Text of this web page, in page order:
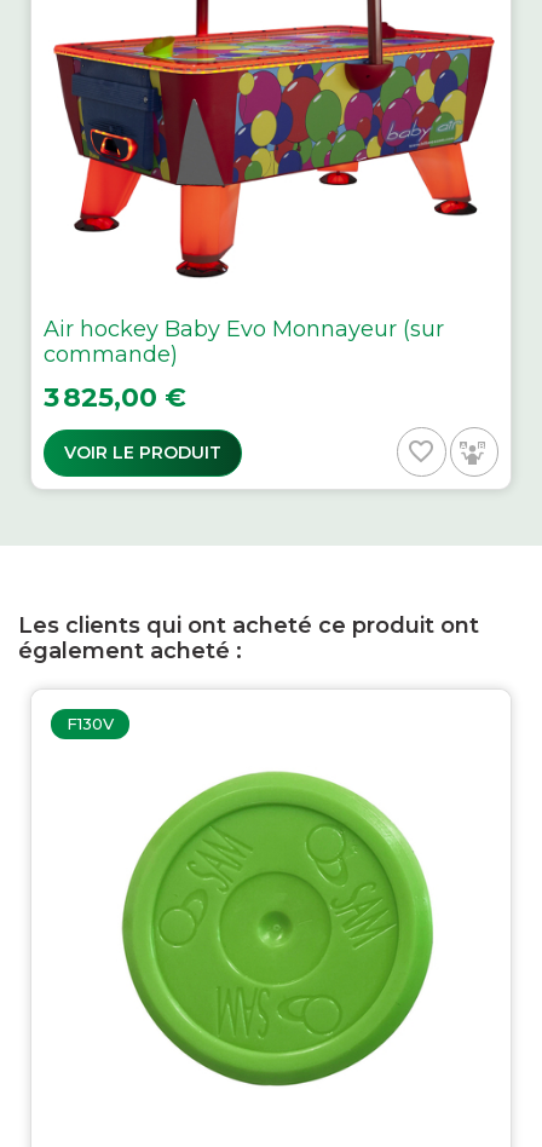
Air hockey Baby Evo Monnayeur (sur
commande)
Prix
3 825,00 €
VOIR LE PRODUIT favorite_border
Les clients qui ont acheté ce produit ont
également acheté :
F130V